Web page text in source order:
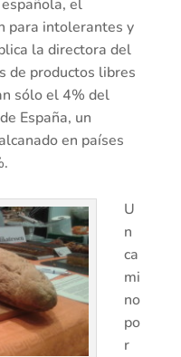
el
para intolerantes y
la directora del
de productos libres
sólo el 4% del
España, un
en países
U
n
ca
mi
no
po
r